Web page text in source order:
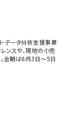
・データ分析支援事業
ンスや、現地の小売
会期は6月3日～5日